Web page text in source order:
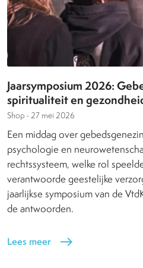
Jaarsymposium 2026:
spiritualiteit en
Shop - 27 mei 2026
Een middag over
psychologie en
rechtssysteem, welke rol
verantwoorde geestelijke
jaarlijkse symposium van de
de antwoorden.
Lees meer east